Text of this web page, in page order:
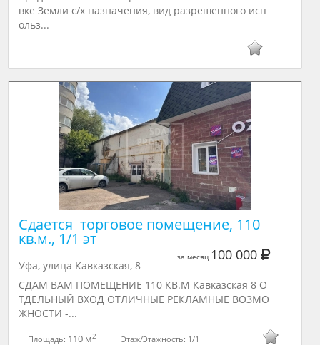
вке Земли с/х назначения, вид разрешенного исп
ольз...
Сдается  торговое помещение, 110
кв.м., 1/1 эт
за месяц 100 000
Уфа, улица Кавказская, 8
СДАМ ВАМ ПОМЕЩЕНИЕ 110 КВ.М Кавказская 8 О
ТДЕЛЬНЫЙ ВХОД ОТЛИЧНЫЕ РЕКЛАМНЫЕ ВОЗМО
ЖНОСТИ -...
Площадь: 110 м2 Этаж/Этажность: 1/1